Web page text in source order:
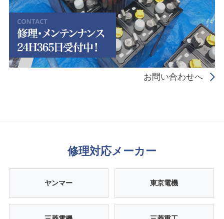
お問い合わせへ
修理対応メーカー
ヤンマー 東京電機